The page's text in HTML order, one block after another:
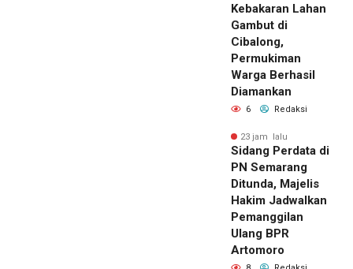
Kebakaran Lahan
Gambut di
Cibalong,
Permukiman
Warga Berhasil
Diamankan
6 Redaksi
23 jam lalu
Sidang Perdata di
PN Semarang
Ditunda, Majelis
Hakim Jadwalkan
Pemanggilan
Ulang BPR
Artomoro